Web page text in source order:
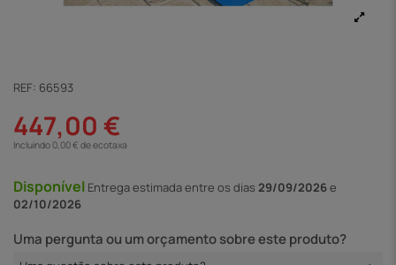
REF: 66593
447,00 €
Incluindo 0,00 € de ecotaxa
Disponível Entregaestimada entre os dias 29/09/2026e
02/10/2026
Uma pergunta ou um orçamento sobre este produto?